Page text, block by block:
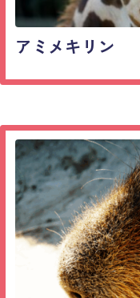
アミメキリン